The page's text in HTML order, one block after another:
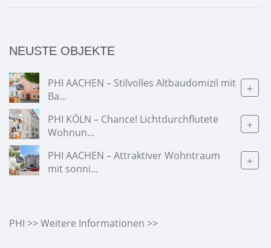
NEUSTE OBJEKTE
PHI AACHEN – Stilvolles Altbaudomizil mit
Ba...
+
PHI KÖLN – Chance! Lichtdurchflutete
Wohnun...
+
PHI AACHEN – Attraktiver Wohntraum
mit sonni...
+
PHI >> Weitere Informationen >>